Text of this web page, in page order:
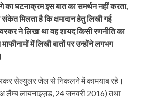
का घटनाक्रम इस बात का समर्थन नहीं करता,
मिलता है कि क्षमादान हेतु लिखी गई
ने लिखा था वह शायद किसी रणनीति का
में लिखी बातों पर उन्होंने लगभग
सेल्युलर जेल से निकलने में कामयाब रहे।
लैम्ब लायनाइज़ड, 24 जनवरी 2016) तथा